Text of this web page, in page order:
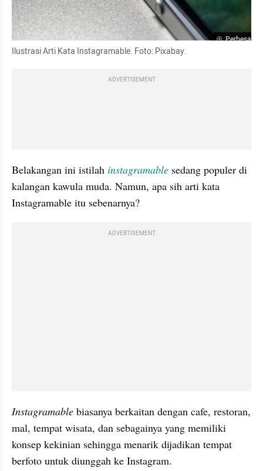
Perbesar
Ilustrasi Arti Kata Instagramable. Foto: Pixabay.
ADVERTISEMENT
Belakangan ini istilah instagramable sedang populer di
kalangan kawula muda. Namun, apa sih arti kata
Instagramable itu sebenarnya?
ADVERTISEMENT
Instagramable biasanya berkaitan dengan cafe, restoran,
mal, tempat wisata, dan sebagainya yang memiliki
konsep kekinian sehingga menarik dijadikan tempat
berfoto untuk diunggah ke Instagram.